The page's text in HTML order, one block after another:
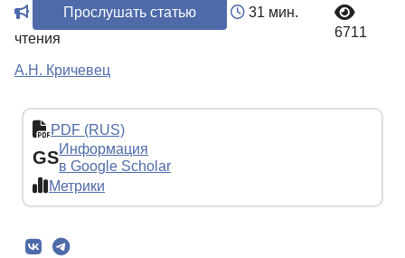
Прослушать статью
31 мин.
чтения
6711
А.Н. Кричевец
PDF (RUS)
GSИнформация
в Google Scholar
Метрики